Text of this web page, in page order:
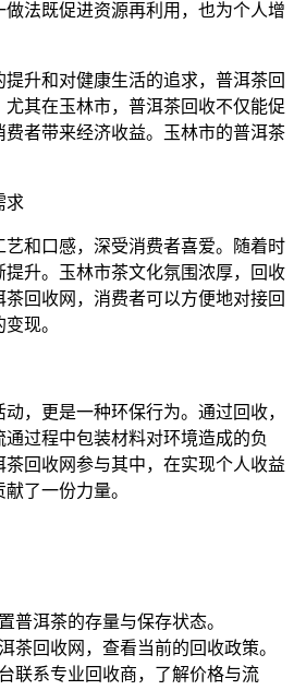
法既促进资源再利用，也为个人增
升和对健康生活的追求，普洱茶回
其在玉林市，普洱茶回收不仅能促
者带来经济收益。玉林市的普洱茶
求
和口感，深受消费者喜爱。随着时
升。玉林市茶文化氛围浓厚，回收
回收网，消费者可以方便地对接回
现。
，更是一种环保行为。通过回收，
过程中包装材料对环境造成的负
回收网参与其中，在实现个人收益
了一份力量。
普洱茶的存量与保存状态。
茶回收网，查看当前的回收政策。
联系专业回收商，了解价格与流